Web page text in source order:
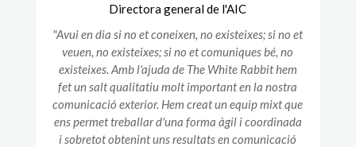
Directora general de l'AIC
"Avui en dia si no et coneixen, no existeixes; si no et
veuen, no existeixes; si no et comuniques bé, no
existeixes. Amb l'ajuda de The White Rabbit hem
fet un salt qualitatiu molt important en la nostra
comunicació exterior. Hem creat un equip mixt que
ens permet treballar d'una forma àgil i coordinada
i sobretot obtenint uns resultats en comunicació